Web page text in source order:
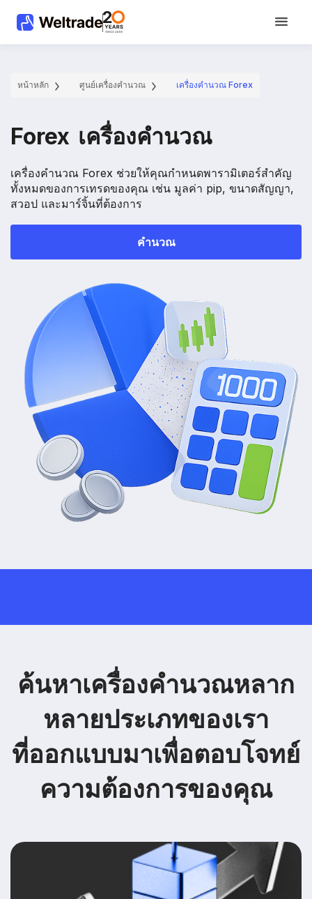
หน้าหลัก ศูนย์เครื่องคำนวณ เครื่องคำนวณ Forex
Forex เครื่องคำนวณ
เครื่องคำนวณ Forex ช่วยให้คุณกำหนดพารามิเตอร์สำคัญ
ทั้งหมดของการเทรดของคุณ เช่น มูลค่า pip, ขนาดสัญญา,
สวอป และมาร์จิ้นที่ต้องการ
คำนวณ
ค้นหาเครื่องคำนวณหลาก
หลายประเภทของเรา
ที่ออกแบบมาเพื่อตอบโจทย์
ความต้องการของคุณ